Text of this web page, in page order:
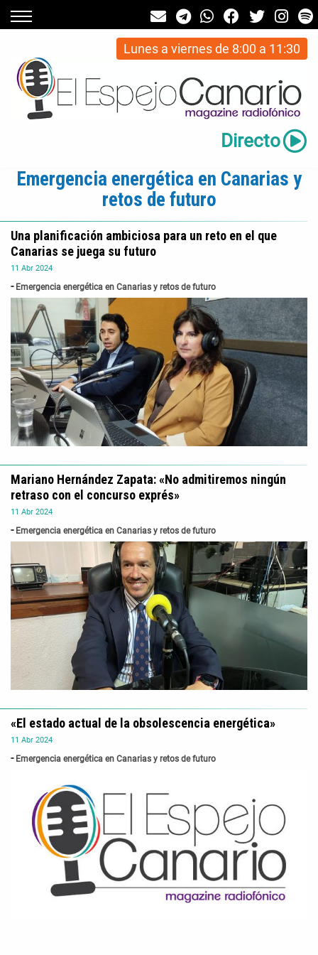
Lunes a viernes de 8:00 a 11:30
Directo
Emergencia energética en Canarias y
retos de futuro
11 Abr 2024
Emergencia energética en Canarias y retos de futuro
Una planificación ambiciosa para un reto en el que
Canarias se juega su futuro
11 Abr 2024
Emergencia energética en Canarias y retos de futuro
Mariano Hernández Zapata: «No admitiremos ningún
retraso con el concurso exprés»
11 Abr 2024
Emergencia energética en Canarias y retos de futuro
«El estado actual de la obsolescencia energética»